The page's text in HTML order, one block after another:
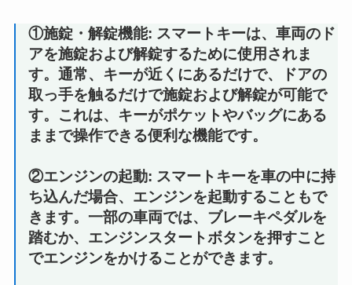
①施錠・解錠機能: スマートキーは、車両のド
アを施錠および解錠するために使用されま
す。通常、キーが近くにあるだけで、ドアの
取っ手を触るだけで施錠および解錠が可能で
す。これは、キーがポケットやバッグにある
ままで操作できる便利な機能です。
②エンジンの起動: スマートキーを車の中に持
ち込んだ場合、エンジンを起動することもで
きます。一部の車両では、ブレーキペダルを
踏むか、エンジンスタートボタンを押すこと
でエンジンをかけることができます。